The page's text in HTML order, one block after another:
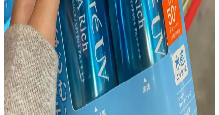
Asya güzellik rutini kapsamında kolajen üretimini destekleyen
retinol, vitamin C, bakır peptitler ve beslenme önerileri
detaylandırılmıştır. Güneş koruyucu ve cilt yenilenmesini teşvik
eden uygulamalar da ele alınmıştır.
30PlusSkinCare Subreddit'inde Cilt Bakımı
Tartışmaları ve Yaygın Gönderi Türleri İncelemesi
30PlusSkinCare subreddit'inde 30 yaş üstü bireylerin cilt bakımı
deneyimleri, gönderi türleri, cilt tipi önemi ve topluluk içi tartışmalar
detaylı şekilde ele alınıyor. Temel bakım ve yaşlanma yaklaşımları
inceleniyor.